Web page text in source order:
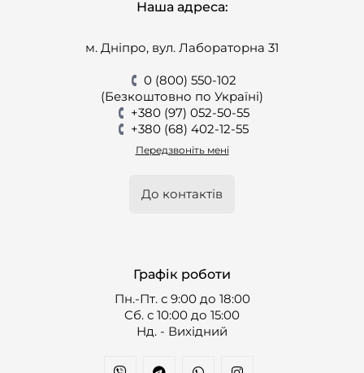
Наша адреса:
м. Дніпро, вул. Лабораторна 31
0 (800) 550-102
(Безкоштовно по Україні)
+380 (97) 052-50-55
+380 (68) 402-12-55
Передзвоніть мені
До контактів
Графік роботи
Пн.-Пт. с 9:00 до 18:00
Cб. с 10:00 до 15:00
Нд. - Вихідний